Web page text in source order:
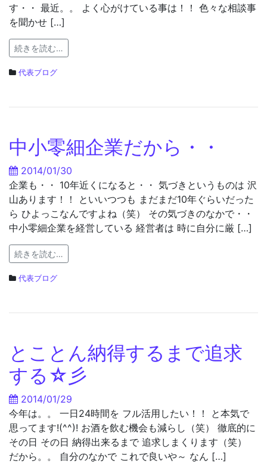
す・・ 最近。。 よく心がけている事は！！ 色々な相談事
を聞かせ […]
続きを読む…
代表ブログ
中小零細企業だから・・
2014/01/30
企業も・・ 10年近くになると・・ 気づきというものは 沢
山あります！！ といいつつも まだまだ10年ぐらいだった
ら ひよっこなんですよね（笑） その気づきのなかで・・
中小零細企業を経営している 経営者は 時に自分に厳 […]
続きを読む…
代表ブログ
とことん納得するまで追求
する☆彡
2014/01/29
今年は。。 一日24時間を フル活用したい！！ と本気で
思ってます!(^^)! お酒を飲む機会も減らし（笑） 徹底的に
その日 その日 納得出来るまで 追求しまくります（笑）
だから。。 自分のなかで これで良いや～ なん […]